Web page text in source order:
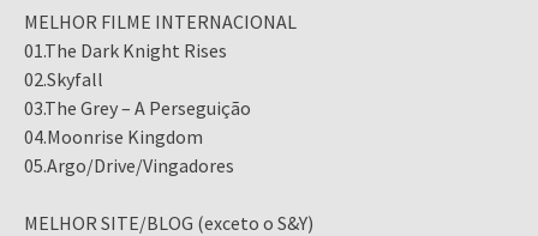
MELHOR FILME INTERNACIONAL
01.The Dark Knight Rises
02.Skyfall
03.The Grey – A Perseguição
04.Moonrise Kingdom
05.Argo/Drive/Vingadores
MELHOR SITE/BLOG (exceto o S&Y)